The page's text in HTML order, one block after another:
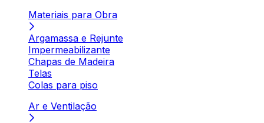
Materiais para Obra
Argamassa e Rejunte
Impermeabilizante
Chapas de Madeira
Telas
Colas para piso
Ar e Ventilação